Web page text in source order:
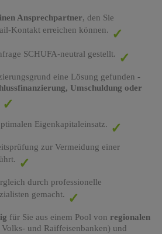
Ansprechpartner, den Sie
Kontakt erreichen können.
SCHUFA-neutral gestellt.
eine Lösung gefunden -
Umschuldung oder
Eigenkapitaleinsatz.
zur Vermeidung einer
durch professionelle
gemacht.
für Sie aus einem Pool von regionalen
Volks- und Raiffeisenbanken) und